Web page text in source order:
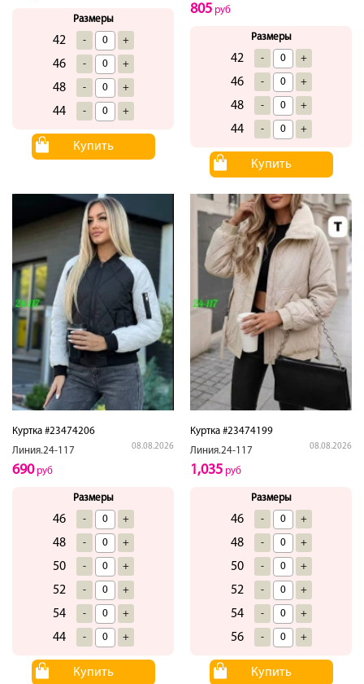
Размеры
42 - +
46 - +
48 - +
44 - +
Купить
805 руб
Размеры
42 - +
46 - +
48 - +
44 - +
Купить
Куртка #23474206
Линия.24-117
08.08.2026
690руб
Размеры
46 - +
48 - +
50 - +
52 - +
54 - +
44 - +
Купить
Куртка #23474199
Линия.24-117
08.08.2026
1,035 руб
Размеры
46 - +
48 - +
50 - +
52 - +
54 - +
56 - +
Купить